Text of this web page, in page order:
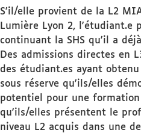
S'il/elle provient de la L2
Lumière Lyon 2, l'étudiant.e
continuant la SHS qu'il a
Des admissions directes en
des étudiant.es ayant
sous réserve qu'ils/elles
potentiel pour une
qu'ils/elles présentent le
niveau L2 acquis dans une